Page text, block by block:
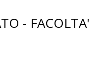
- FACOLTA'